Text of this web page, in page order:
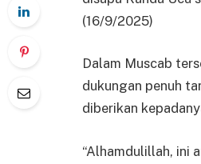
(16/9/2025)
Dalam Muscab
dukungan penuh
diberikan
“Alhamdulillah, ini